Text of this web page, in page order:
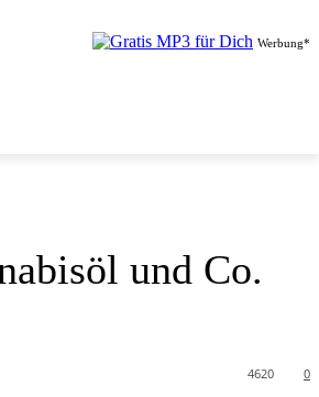
Werbung*
und Co.
0
4620